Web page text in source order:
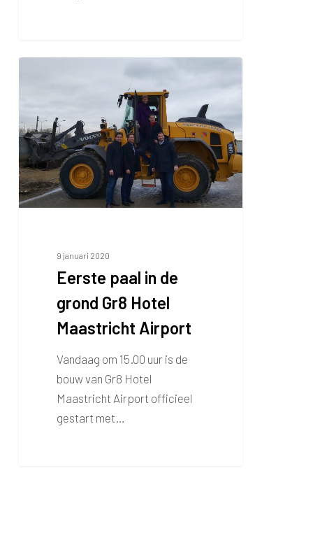
de
grond
Gr8
Hotel
Maastricht
9 januari 2020
Eerste paal in de
grond Gr8 Hotel
Maastricht Airport
Vandaag om 15.00 uur is de
bouw van Gr8 Hotel
Maastricht Airport officieel
gestart met…